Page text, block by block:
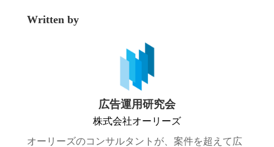
Written by
広告運用研究会
株式会社オーリーズ
オーリーズのコンサルタントが、案件を超えて広